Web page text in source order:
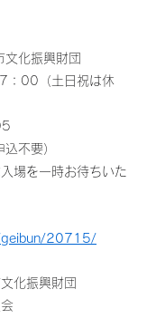
文化振興財団
：00（土日祝は休
不要）
場を一時お待ちいた
geibun/20715/
化振興財団